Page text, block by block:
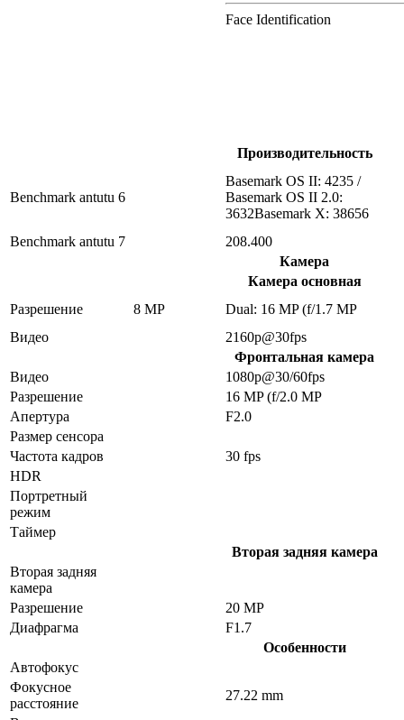
Face Identification
Производительность
Benchmark antutu 6
Basemark OS II: 4235 /
Basemark OS II 2.0:
3632Basemark X: 38656
Benchmark antutu 7
208.400
Камера
Камера основная
Разрешение
8 MP
Dual: 16 MP (f/1.7 MP
Видео
2160p@30fps
Фронтальная камера
Видео
1080p@30/60fps
Разрешение
16 MP (f/2.0 MP
Апертура
F2.0
Размер сенсора
Частота кадров
30 fps
HDR
Портретный
режим
Таймер
Вторая задняя камера
Вторая задняя
камера
Разрешение
20 MP
Диафрагма
F1.7
Особенности
Автофокус
Фокусное
расстояние
27.22 mm